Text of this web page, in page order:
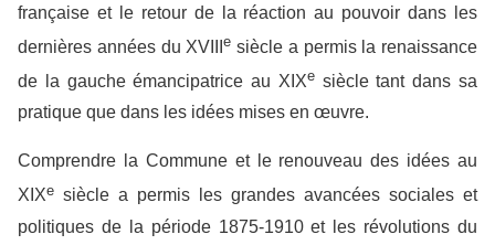
française et le retour de la réaction au pouvoir dans les
dernières années du XVIIIe siècle a permis la renaissance
de la gauche émancipatrice au XIXesiècle tant dans sa
pratique que dans les idées mises en œuvre.
Comprendre la Commune et le renouveau des idées au
XIXe siècle a permis les grandes avancées sociales et
politiques de la période 1875-1910 et les révolutions du